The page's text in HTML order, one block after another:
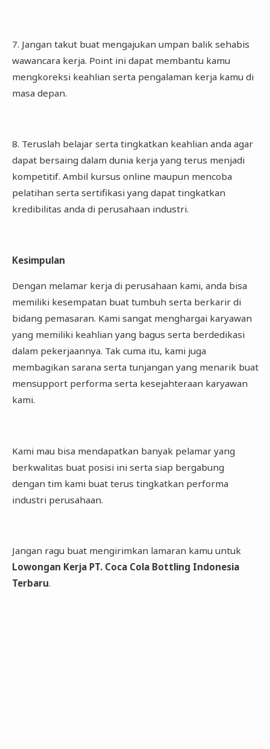
7. Jangan takut buat mengajukan umpan balik sehabis
wawancara kerja. Point ini dapat membantu kamu
mengkoreksi keahlian serta pengalaman kerja kamu di
masa depan.
8. Teruslah belajar serta tingkatkan keahlian anda agar
dapat bersaing dalam dunia kerja yang terus menjadi
kompetitif. Ambil kursus online maupun mencoba
pelatihan serta sertifikasi yang dapat tingkatkan
kredibilitas anda di perusahaan industri.
Kesimpulan
Dengan melamar kerja di perusahaan kami, anda bisa
memiliki kesempatan buat tumbuh serta berkarir di
bidang pemasaran. Kami sangat menghargai karyawan
yang memiliki keahlian yang bagus serta berdedikasi
dalam pekerjaannya. Tak cuma itu, kami juga
membagikan sarana serta tunjangan yang menarik buat
mensupport performa serta kesejahteraan karyawan
kami.
Kami mau bisa mendapatkan banyak pelamar yang
berkwalitas buat posisi ini serta siap bergabung
dengan tim kami buat terus tingkatkan performa
industri perusahaan.
Jangan ragu buat mengirimkan lamaran kamu untuk
Lowongan Kerja PT. Coca Cola Bottling Indonesia
Terbaru.